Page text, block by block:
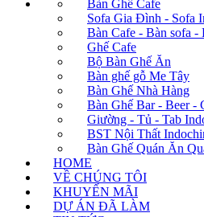
Bàn Ghế Cafe
Sofa Gia Đình - Sofa
Bàn Cafe - Bàn sofa -
Ghế Cafe
Bộ Bàn Ghế Ăn
Bàn ghế gỗ Me Tây
Bàn Ghế Nhà Hàng
Bàn Ghế Bar - Beer -
Giường - Tủ - Tab
BST Nội Thất
Bàn Ghế Quán Ăn
HOME
VỀ CHÚNG TÔI
KHUYẾN MÃI
DỰ ÁN ĐÃ LÀM